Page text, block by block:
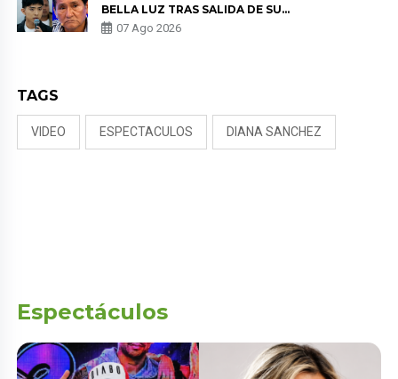
BELLA LUZ TRAS SALIDA DE SU
PADRE POR POLÉMICA CON
NALDY SALDAÑA
07 Ago 2026
TAGS
VIDEO ESPECTACULOS DIANA SANCHEZ
Espectáculos